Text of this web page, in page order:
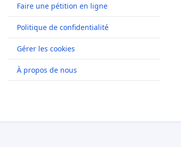
Faire une pétition en ligne
Politique de confidentialité
Gérer les cookies
À propos de nous